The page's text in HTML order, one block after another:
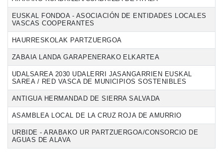
EUSKAL FONDOA - ASOCIACIÓN DE ENTIDADES LOCALES
VASCAS COOPERANTES
HAURRESKOLAK PARTZUERGOA
ZABAIA LANDA GARAPENERAKO ELKARTEA
UDALSAREA 2030 UDALERRI JASANGARRIEN EUSKAL
SAREA / RED VASCA DE MUNICIPIOS SOSTENIBLES
ANTIGUA HERMANDAD DE SIERRA SALVADA
ASAMBLEA LOCAL DE LA CRUZ ROJA DE AMURRIO
URBIDE - ARABAKO UR PARTZUERGOA/CONSORCIO DE
AGUAS DE ALAVA